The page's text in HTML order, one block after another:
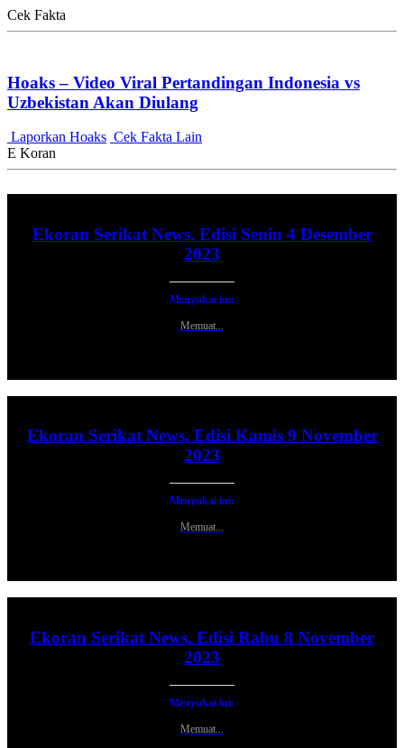
Cek Fakta
Hoaks – Video Viral Pertandingan Indonesia vs
Uzbekistan Akan Diulang
Laporkan Hoaks Cek Fakta Lain
E Koran
Ekoran Serikat News, Edisi Senin 4 Desember
2023
Menyukai ini:
Memuat...
Ekoran Serikat News, Edisi Kamis 9 November
2023
Menyukai ini:
Memuat...
Ekoran Serikat News, Edisi Rabu 8 November
2023
Menyukai ini:
Memuat...